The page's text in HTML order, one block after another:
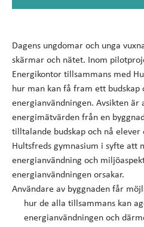
Dagens ungdomar och unga
skärmar och nätet. Inom
Energikontor tillsammans med
hur man kan få fram ett budskap
energianvändningen. Avsikten är
energimätvärden från en
tilltalande budskap och nå elever
Hultsfreds gymnasium i syfte att
energianvändning och
energianvändningen orsakar.
Användare av byggnaden får
hur de alla tillsammans kan
energianvändningen och